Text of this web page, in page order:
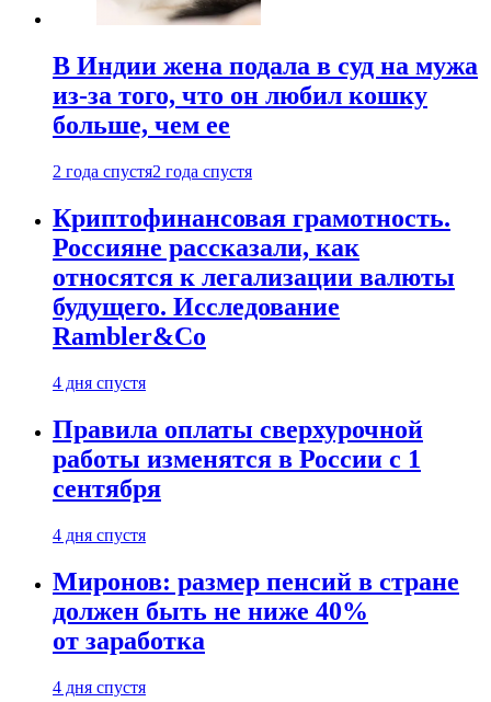
В Индии жена подала в суд на мужа
из-за того, что он любил кошку
больше, чем ее
2 года спустя2 года спустя
Криптофинансовая грамотность.
Россияне рассказали, как
относятся к легализации валюты
будущего. Исследование
Rambler&Co
4 дня спустя
Правила оплаты сверхурочной
работы изменятся в России с 1
сентября
4 дня спустя
Миронов: размер пенсий в стране
должен быть не ниже 40%
от заработка
4 дня спустя